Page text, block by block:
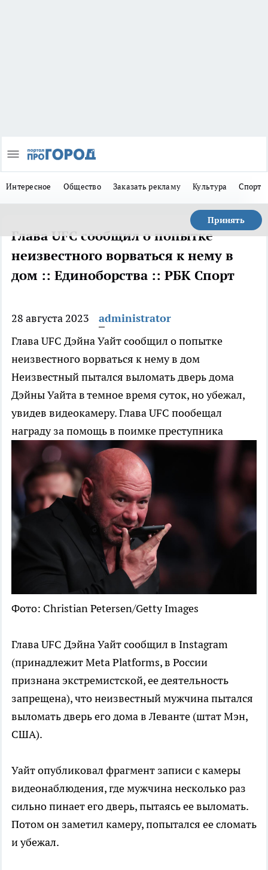
Интересное Общество Заказать рекламу Культура Спорт
Принять
Глава UFC сообщил о попытке
неизвестного ворваться к нему в
дом :: Единоборства :: РБК Спорт
28 августа 2023
administrator
Глава UFC Дэйна Уайт сообщил о попытке
неизвестного ворваться к нему в дом
Неизвестный пытался выломать дверь дома
Дэйны Уайта в темное время суток, но убежал,
увидев видеокамеру. Глава UFC пообещал
награду за помощь в поимке преступника
Фото: Christian Petersen/Getty Images
Глава UFC Дэйна Уайт сообщил в Instagram
(принадлежит Meta Platforms, в России
признана экстремистской, ее деятельность
запрещена), что неизвестный мужчина пытался
выломать дверь его дома в Леванте (штат Мэн,
США).
Уайт опубликовал фрагмент записи с камеры
видеонаблюдения, где мужчина несколько раз
сильно пинает его дверь, пытаясь ее выломать.
Потом он заметил камеру, попытался ее сломать
и убежал.